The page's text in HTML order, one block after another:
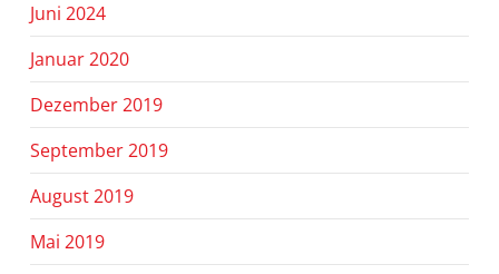
Juni 2024
Januar 2020
Dezember 2019
September 2019
August 2019
Mai 2019